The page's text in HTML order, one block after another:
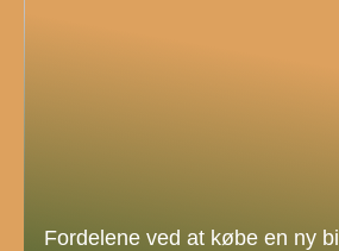
Fordelene ved at købe en ny bil